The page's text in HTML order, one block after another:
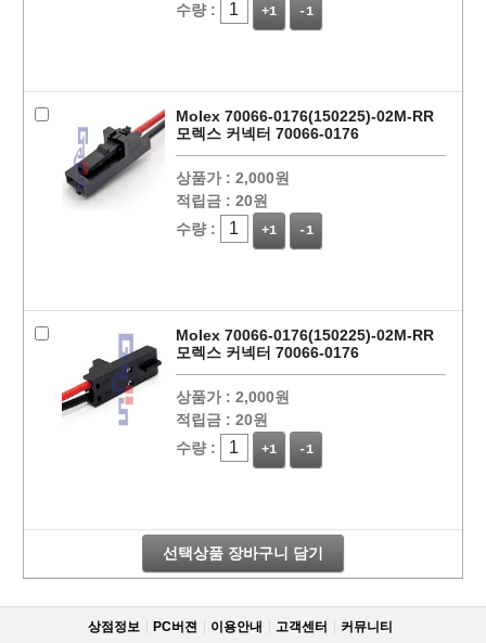
수량 :
+1 -1
Molex 70066-0176(150225)-02M-RR
모렉스 커넥터 70066-0176
상품가 : 2,000원
적립금 : 20원
수량 :
+1 -1
Molex 70066-0176(150225)-02M-RR
모렉스 커넥터 70066-0176
상품가 : 2,000원
적립금 : 20원
수량 :
+1 -1
선택상품 장바구니 담기
상점정보 PC버젼 이용안내 고객센터 커뮤니티